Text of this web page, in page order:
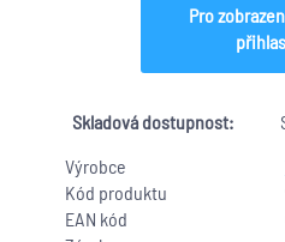
Výrobce
Kód produktu
EAN kód
Pro
Skladová dostupnost: